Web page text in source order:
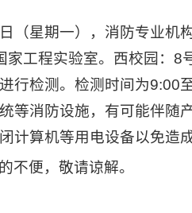
（星期一），消防专业机
家工程实验室。西校园：
行检测。检测时间为9:00
等消防设施，有可能伴随
计算机等用电设备以免造
不便，敬请谅解。